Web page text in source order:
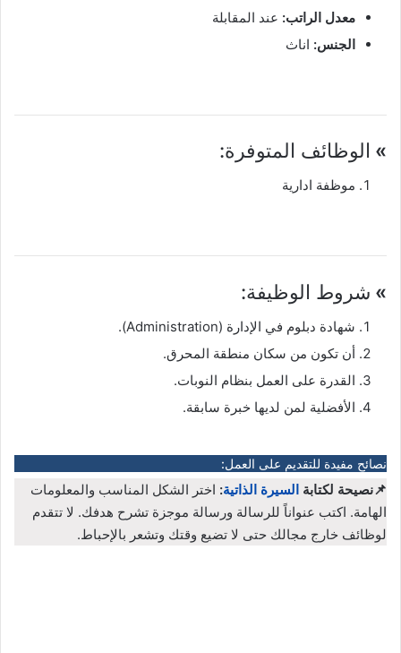
معدل الراتب: عند المقابلة
الجنس: اناث
» الوظائف المتوفرة:
موظفة ادارية
» شروط الوظيفة:
شهادة دبلوم في الإدارة (Administration).
أن تكون من سكان منطقة المحرق.
القدرة على العمل بنظام النوبات.
الأفضلية لمن لديها خبرة سابقة.
نصائح مفيدة للتقديم على العمل:
📌نصيحة لكتابة السيرة الذاتية: اختر الشكل المناسب والمعلومات
الهامة. اكتب عنواناً للرسالة ورسالة موجزة تشرح هدفك. لا تتقدم
لوظائف خارج مجالك حتى لا تضيع وقتك وتشعر بالإحباط.